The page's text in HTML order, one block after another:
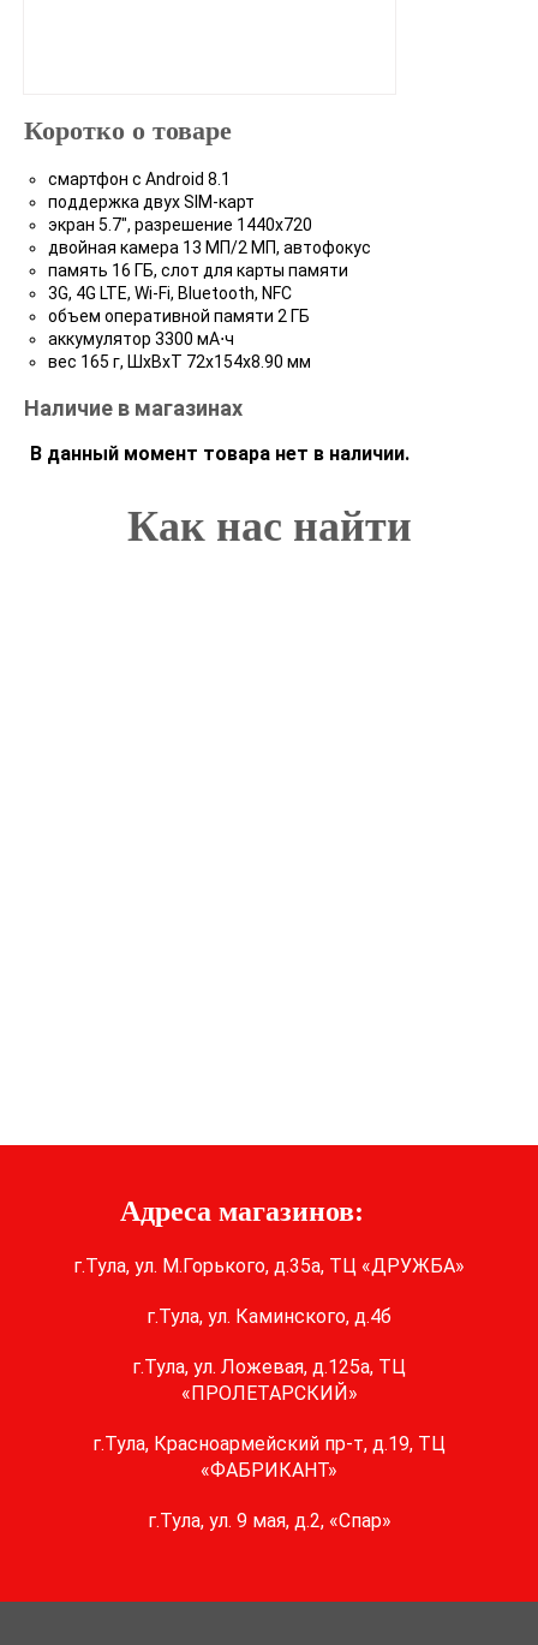
Коротко о товаре
смартфон с Android 8.1
поддержка двух SIM-карт
экран 5.7", разрешение 1440x720
двойная камера 13 МП/2 МП, автофокус
память 16 ГБ, слот для карты памяти
3G, 4G LTE, Wi-Fi, Bluetooth, NFC
объем оперативной памяти 2 ГБ
аккумулятор 3300 мА⋅ч
вес 165 г, ШxВxТ 72x154x8.90 мм
Наличие в магазинах
В данный момент товара нет в наличии.
Как нас найти
Адреса магазинов:
г.Тула, ул. М.Горького, д.35а, ТЦ «ДРУЖБА»
г.Тула, ул. Каминского, д.4б
г.Тула, ул. Ложевая, д.125а, ТЦ
«ПРОЛЕТАРСКИЙ»
г.Тула, Красноармейский пр-т, д.19, ТЦ
«ФАБРИКАНТ»
г.Тула, ул. 9 мая, д.2, «Спар»